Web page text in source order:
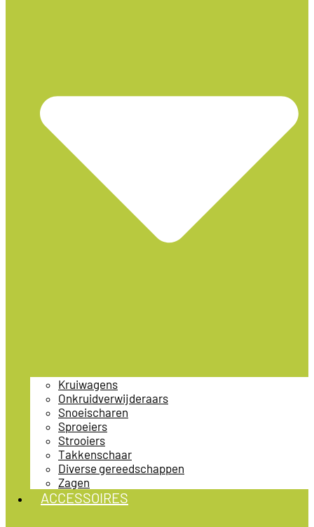
Kruiwagens
Onkruidverwijderaars
Snoeischaren
Sproeiers
Strooiers
Takkenschaar
Diverse gereedschappen
Zagen
ACCESSOIRES